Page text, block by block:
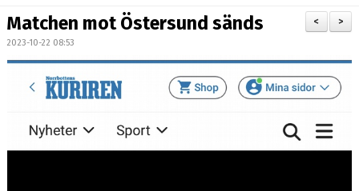
TRUPPEN
KONTAKT
>
<
Matchen mot Östersund sänds
2023-10-22 08:53